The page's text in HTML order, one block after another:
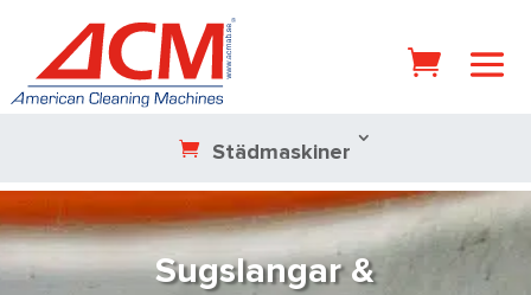
Städmaskiner
Sugslangar &